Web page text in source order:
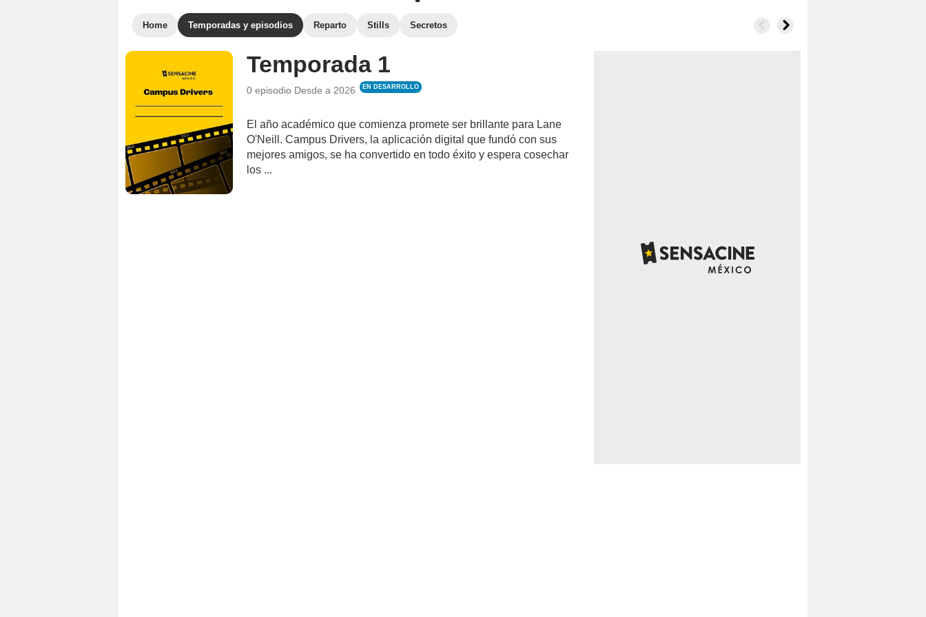
Home Temporadas y episodios Reparto Stills Secretos
Temporada 1
0 episodio Desde a 2026 EN DESARROLLO
El año académico que comienza promete ser brillante para Lane
O'Neill. Campus Drivers, la aplicación digital que fundó con sus
mejores amigos, se ha convertido en todo éxito y espera cosechar
los ...